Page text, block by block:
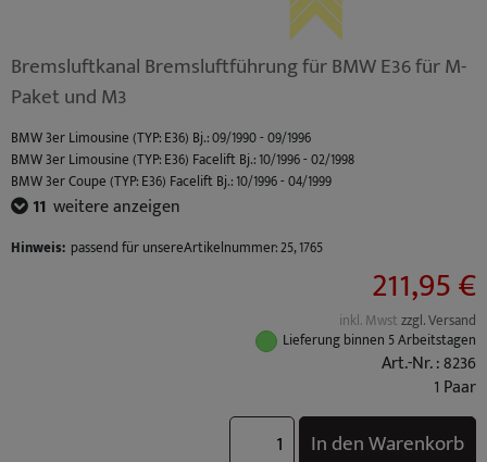
Bremsluftkanal Bremsluftführung für BMW E36 für M-
Paket und M3
BMW 3er Limousine (TYP: E36) Bj.: 09/1990 - 09/1996
BMW 3er Limousine (TYP: E36) Facelift Bj.: 10/1996 - 02/1998
BMW 3er Coupe (TYP: E36) Facelift Bj.: 10/1996 - 04/1999
BMW 3er Coupe (TYP: E36) Bj.: 03/1992 - 09/1996
BMW 3er Cabrio (TYP: E36) Facelift Bj.: 10/1996 - 04/1999
BMW 3er Compact (TYP: E36) Facelift Bj.: 10/1996 - 08/2000
BMW 3er Compact (TYP: E36) Bj.: 03/1994 - 09/1996
BMW M3 (TYP: M3 (E36) Coupe / Cabrio S50B30) Standard Bj.: 10/1992 - 10/1995
BMW M3 (TYP: M3 (E36) Coupe / Cabrio S50B32) Facelift Bj.: 10/1995 - 04/1999
BMW M3 (TYP: M3 (E36) Limo S50B32) Facelift Bj.: 10/1995 - 04/1999
11 weitere anzeigen
Hinweis: passend für unsereArtikelnummer: 25, 1765
211,95 €
inkl. Mwstzzgl. Versand
Lieferung binnen 5 Arbeitstagen
Art.-Nr. : 8236
1 Paar
In den Warenkorb